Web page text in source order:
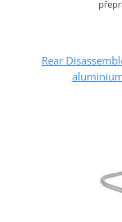
Rear